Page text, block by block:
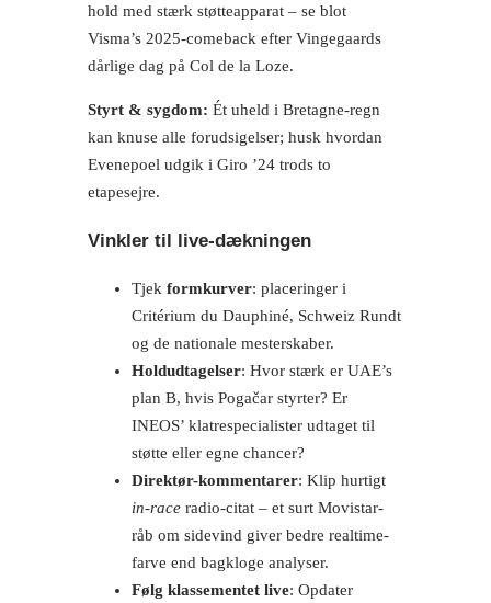
hold med stærk støtteapparat – se blot
Visma’s 2025-comeback efter Vingegaards
dårlige dag på Col de la Loze.
Styrt & sygdom: Ét uheld i Bretagne-regn
kan knuse alle forudsigelser; husk hvordan
Evenepoel udgik i Giro ’24 trods to
etapesejre.
Vinkler til live-dækningen
Tjek formkurver: placeringer i
Critérium du Dauphiné, Schweiz Rundt
og de nationale mesterskaber.
Holdudtagelser: Hvor stærk er UAE’s
plan B, hvis Pogačar styrter? Er
INEOS’ klatrespecialister udtaget til
støtte eller egne chancer?
Direktør-kommentarer: Klip hurtigt
in-race radio-citat – et surt Movistar-
råb om sidevind giver bedre realtime-
farve end bagkloge analyser.
Følg klassementet live: Opdater